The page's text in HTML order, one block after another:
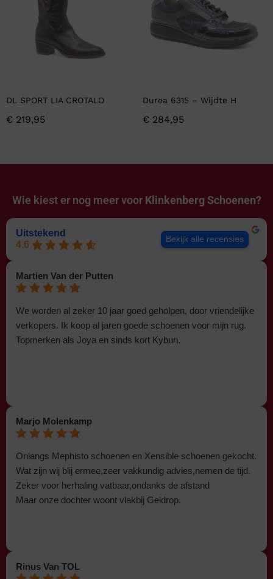
DL SPORT LIA CROTALO
€ 219,95
Durea 6315 – Wijdte H
€ 284,95
Wie kiest er nog meer voor Klinkenberg Schoenen?
Uitstekend
4.6
Bekijk alle recensies
Martien Van der Putten
We worden al zeker 10 jaar goed geholpen, door vriendelijke
verkopers. Ik koop al jaren goede schoenen voor mijn rug.
Topmerken als Joya en sinds kort Kybun.
Marjo Molenkamp
Onlangs Mephisto schoenen en Xensible schoenen gekocht.
Wat zijn wij blij ermee,zeer vakkundig advies,nemen de tijd.
Zeker voor herhaling vatbaar,ondanks de afstand
Maar onze dochter woont vlakbij Geldrop.
Rinus Van TOL